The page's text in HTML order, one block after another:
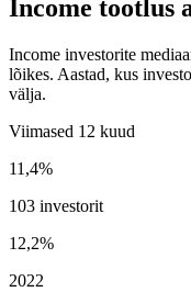
Income tootlus
Income investorite
lõikes. Aastad, kus
välja.
Viimased 12 kuud
11,4%
103 investorit
12,2%
2022